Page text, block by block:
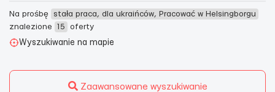
Na prośbę
stała praca, dla ukraińców, Pracować w Helsingborgu
znalezione
15
oferty
Wyszukiwanie na mapie
Zaawansowane wyszukiwanie